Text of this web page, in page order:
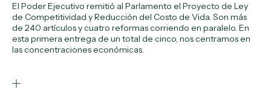
El Poder Ejecutivo remitió al Parlamento el Proyecto de Ley
de Competitividad y Reducción del Costo de Vida. Son más
de 240 artículos y cuatro reformas corriendo en paralelo. En
esta primera entrega de un total de cinco, nos centramos en
las concentraciones económicas.